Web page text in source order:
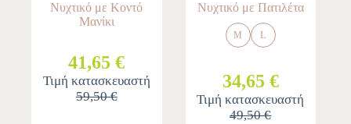
Νυχτικό με Κοντό
Μανίκι
41,65 €
Τιμή κατασκευαστή
59,50 €
Νυχτικό με Πατιλέτα
M L
34,65 €
Τιμή κατασκευαστή
49,50 €